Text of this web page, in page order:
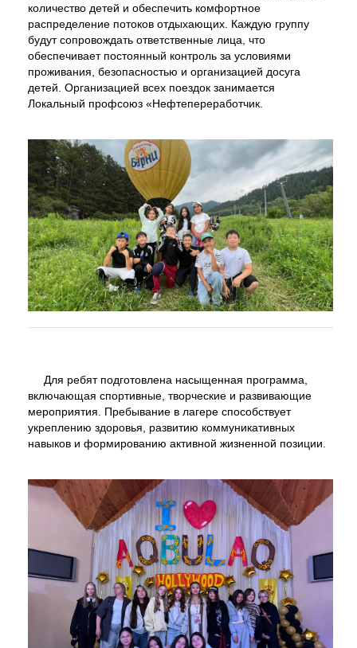
количество детей и обеспечить комфортное
распределение потоков отдыхающих. Каждую группу
будут сопровождать ответственные лица, что
обеспечивает постоянный контроль за условиями
проживания, безопасностью и организацией досуга
детей. Организацией всех поездок занимается
Локальный профсоюз «Нефтепереработчик.
Для ребят подготовлена насыщенная программа,
включающая спортивные, творческие и развивающие
мероприятия. Пребывание в лагере способствует
укреплению здоровья, развитию коммуникативных
навыков и формированию активной жизненной позиции.